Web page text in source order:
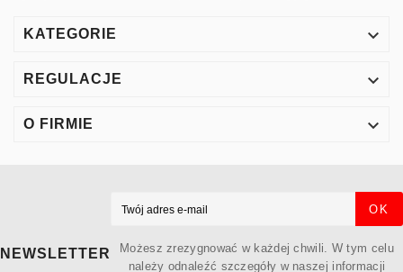
KATEGORIE 
REGULACJE 
O FIRMIE 
NEWSLETTER
OK
Możesz zrezygnować w każdej chwili. W tym celu
należy odnaleźć szczegóły w naszej informacji